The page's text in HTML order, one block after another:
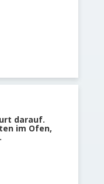
darauf.
im Ofen,